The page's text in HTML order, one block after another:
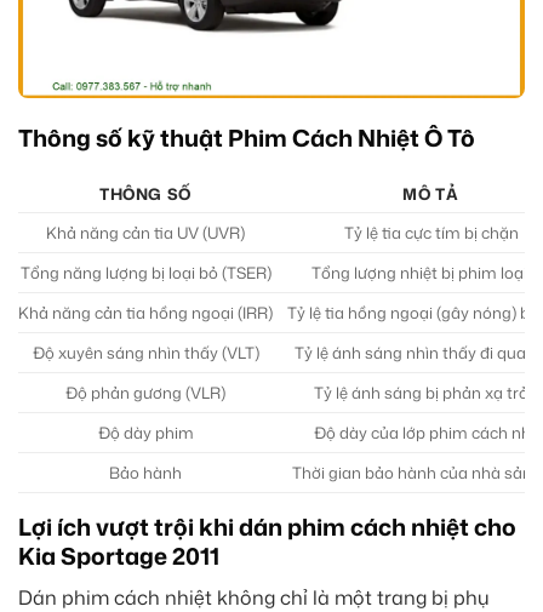
Thông số kỹ thuật Phim Cách Nhiệt Ô Tô
THÔNG SỐ
MÔ TẢ
Khả năng cản tia UV (UVR)
Tỷ lệ tia cực tím bị chặn
Tổng năng lượng bị loại bỏ (TSER)
Tổng lượng nhiệt bị phim loại
Khả năng cản tia hồng ngoại (IRR)
Tỷ lệ tia hồng ngoại (gây nóng) bị
Độ xuyên sáng nhìn thấy (VLT)
Tỷ lệ ánh sáng nhìn thấy đi qua
Độ phản gương (VLR)
Tỷ lệ ánh sáng bị phản xạ trở
Độ dày phim
Độ dày của lớp phim cách
Bảo hành
Thời gian bảo hành của nhà sản
Lợi ích vượt trội khi dán phim cách nhiệt cho
Kia Sportage 2011
Dán phim cách nhiệt không chỉ là một trang bị phụ